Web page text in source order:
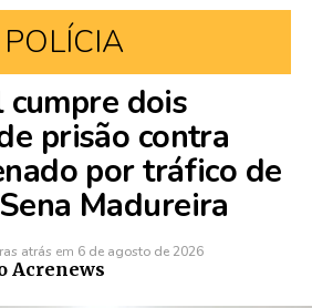
POLÍCIA
cumpre dois
prisão contra
por tráfico de
Madureira
atrás em 6 de agosto de 2026
Acrenews